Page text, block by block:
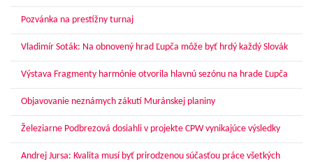
Pozvánka na prestížny turnaj
Vladimír Soták: Na obnovený hrad Ľupča môže byť hrdý každý Slovák
Výstava Fragmenty harmónie otvorila hlavnú sezónu na hrade Ľupča
Objavovanie neznámych zákutí Muránskej planiny
Železiarne Podbrezová dosiahli v projekte CPW vynikajúce výsledky
Andrej Jursa: Kvalita musí byť prirodzenou súčasťou práce všetkých